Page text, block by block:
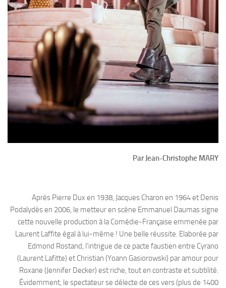
Par Jean-Christophe MARY
Après Pierre Dux en 1938, Jacques Charon en 1964 et Denis
Podalydès en 2006, le metteur en scène Emmanuel Daumas signe
cette nouvelle production à la Comédie-Française emmenée par
Laurent Laffite égal à lui-même ! Une belle réussite. Elaborée par
Edmond Rostand, l’intrigue de ce pacte faustien entre Cyrano
(Laurent Lafitte) et Christian (Yoann Gasiorowski) par amour pour
Roxane (Jennifer Decker) est riche, tout en contraste et subtilité.
Évidemment, le spectateur se délecte de ces vers (plus de 1400